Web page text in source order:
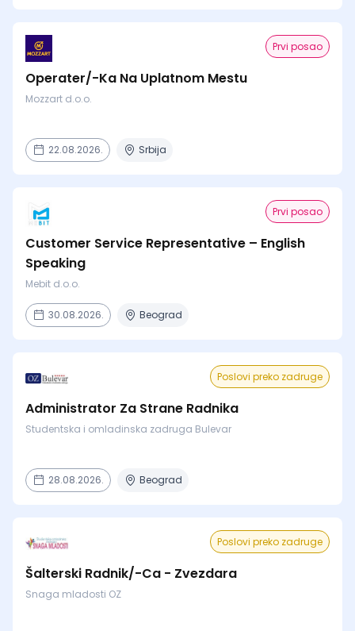
Prvi posao
Operater/-Ka Na Uplatnom Mestu
Mozzart d.o.o.
22.08.2026. Srbija
Prvi posao
Customer Service Representative – English
Speaking
Mebit d.o.o.
30.08.2026. Beograd
Poslovi preko zadruge
Administrator Za Strane Radnika
Studentska i omladinska zadruga Bulevar
28.08.2026. Beograd
Poslovi preko zadruge
Šalterski Radnik/-Ca - Zvezdara
Snaga mladosti OZ